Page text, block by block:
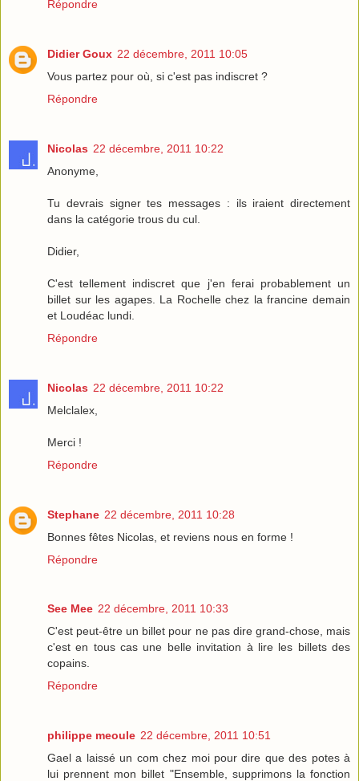
Répondre
Didier Goux 22 décembre, 2011 10:05
Vous partez pour où, si c'est pas indiscret ?
Répondre
Nicolas 22 décembre, 2011 10:22
Anonyme,
Tu devrais signer tes messages : ils iraient directement
dans la catégorie trous du cul.
Didier,
C'est tellement indiscret que j'en ferai probablement un
billet sur les agapes. La Rochelle chez la francine demain
et Loudéac lundi.
Répondre
Nicolas 22 décembre, 2011 10:22
Melclalex,
Merci !
Répondre
Stephane 22 décembre, 2011 10:28
Bonnes fêtes Nicolas, et reviens nous en forme !
Répondre
See Mee 22 décembre, 2011 10:33
C'est peut-être un billet pour ne pas dire grand-chose, mais
c'est en tous cas une belle invitation à lire les billets des
copains.
Répondre
philippe meoule 22 décembre, 2011 10:51
Gael a laissé un com chez moi pour dire que des potes à
lui prennent mon billet "Ensemble, supprimons la fonction